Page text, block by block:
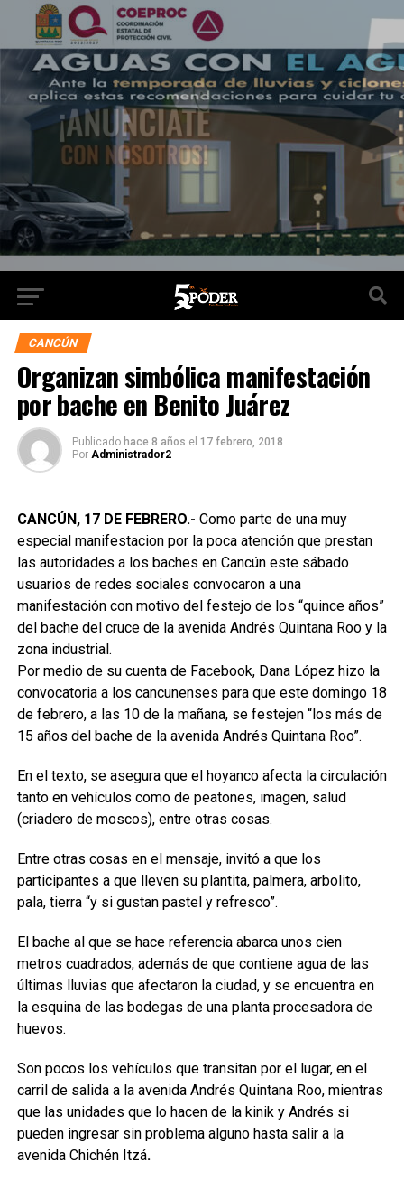
CANCÚN
Organizan simbólica manifestación
por bache en Benito Juárez
Publicado hace 8 años el 17 febrero, 2018
Por Administrador2
CANCÚN, 17 DE FEBRERO.- Como parte de una muy
especial manifestacion por la poca atención que prestan
las autoridades a los baches en Cancún este sábado
usuarios de redes sociales convocaron a una
manifestación con motivo del festejo de los “quince años”
del bache del cruce de la avenida Andrés Quintana Roo y la
zona industrial.
Por medio de su cuenta de Facebook, Dana López hizo la
convocatoria a los cancunenses para que este domingo 18
de febrero, a las 10 de la mañana, se festejen “los más de
15 años del bache de la avenida Andrés Quintana Roo”.
En el texto, se asegura que el hoyanco afecta la circulación
tanto en vehículos como de peatones, imagen, salud
(criadero de moscos), entre otras cosas.
Entre otras cosas en el mensaje, invitó a que los
participantes a que lleven su plantita, palmera, arbolito,
pala, tierra “y si gustan pastel y refresco”.
El bache al que se hace referencia abarca unos cien
metros cuadrados, además de que contiene agua de las
últimas lluvias que afectaron la ciudad, y se encuentra en
la esquina de las bodegas de una planta procesadora de
huevos.
Son pocos los vehículos que transitan por el lugar, en el
carril de salida a la avenida Andrés Quintana Roo, mientras
que las unidades que lo hacen de la kinik y Andrés si
pueden ingresar sin problema alguno hasta salir a la
avenida Chichén Itzá.